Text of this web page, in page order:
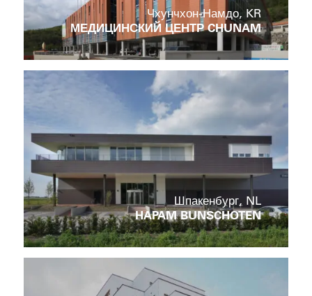
Чхунчхон-Намдо, KR
МЕДИЦИНСКИЙ ЦЕНТР CHUNAM
Шпакенбург, NL
HAPAM BUNSCHOTEN